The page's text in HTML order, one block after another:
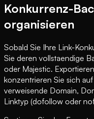
Konkurrenz-
organisieren
Sobald Sie Ihre Link-
Sie deren vollstaendige
oder Majestic.
konzentrieren Sie sich
verweisende Domain,
Linktyp (dofollow oder